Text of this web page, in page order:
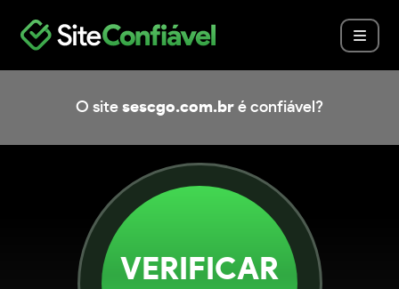
O site sescgo.com.br é confiável?
VERIFICAR